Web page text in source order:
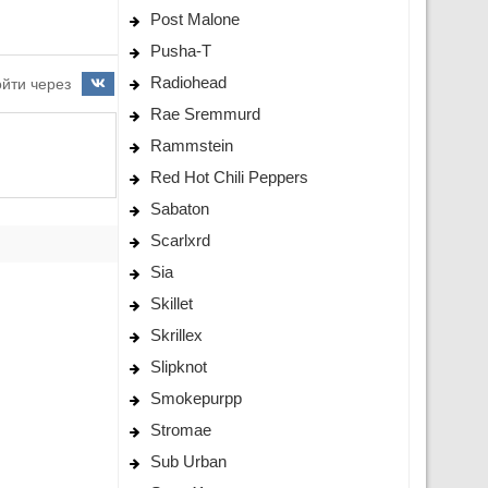
через
Post Malone
Pusha-T
Radiohead
Rae Sremmurd
Rammstein
Red Hot Chili Peppers
Sabaton
Scarlxrd
Sia
Skillet
Skrillex
Slipknot
Smokepurpp
Stromae
Sub Urban